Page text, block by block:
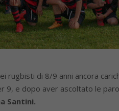
di 8/9 anni ancora
9, e dopo aver ascoltato le
Santini.